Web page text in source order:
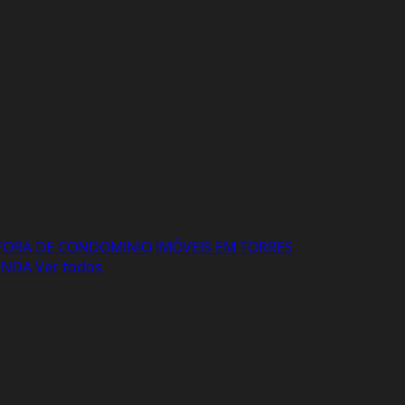
DE CONDOMINIO IMÓVEIS EM TORRES
Ver todos